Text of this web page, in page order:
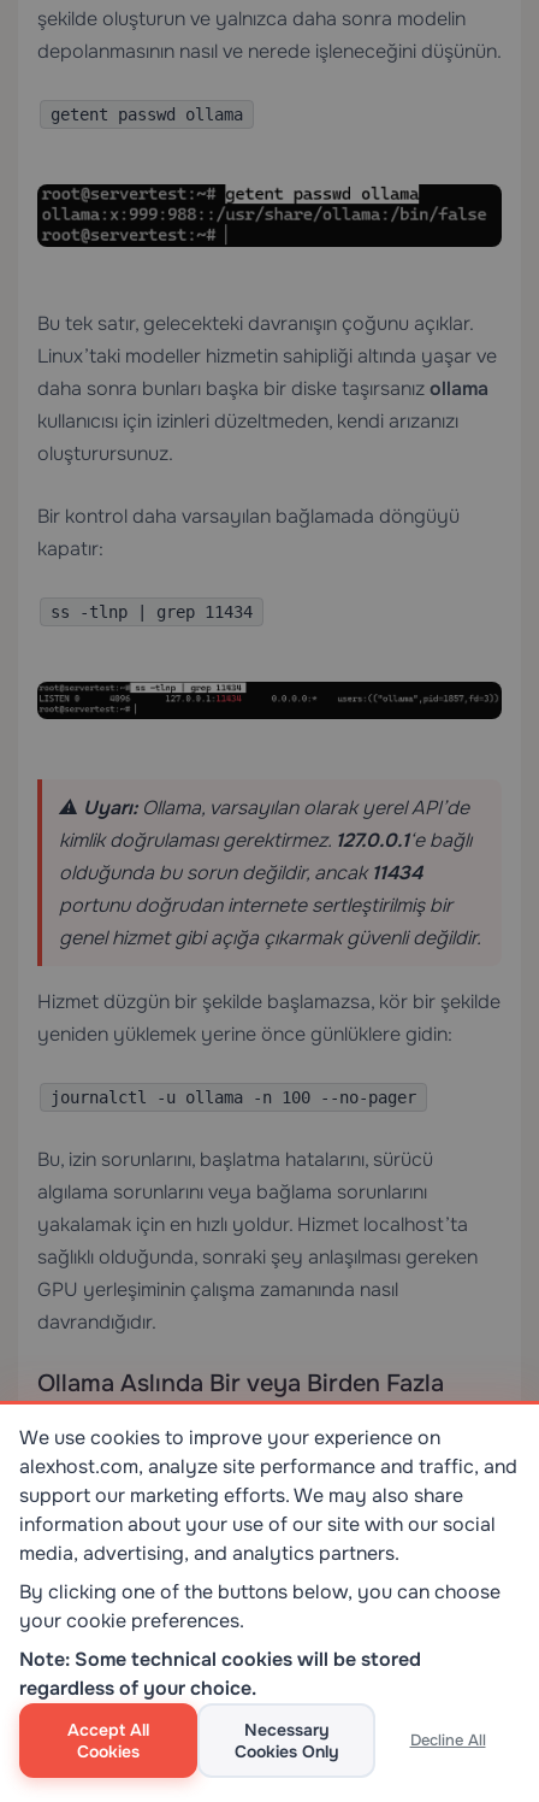
şekilde oluşturun ve yalnızca daha sonra modelin
depolanmasının nasıl ve nerede işleneceğini düşünün.
getent passwd ollama
Bu tek satır, gelecekteki davranışın çoğunu açıklar.
Linux’taki modeller hizmetin sahipliği altında yaşar ve
daha sonra bunları başka bir diske taşırsanızollama
kullanıcısı için izinleri düzeltmeden, kendi arızanızı
oluşturursunuz.
Bir kontrol daha varsayılan bağlamada döngüyü
kapatır:
ss -tlnp | grep 11434
⚠️ Uyarı:Ollama, varsayılan olarak yerel API’de
kimlik doğrulaması gerektirmez. 127.0.0.1‘e bağlı
olduğunda bu sorun değildir, ancak11434
portunu doğrudan internete sertleştirilmiş bir
genel hizmet gibi açığa çıkarmak güvenli değildir.
Hizmet düzgün bir şekilde başlamazsa, kör bir şekilde
yeniden yüklemek yerine önce günlüklere gidin:
journalctl -u ollama -n 100 --no-pager
Bu, izin sorunlarını, başlatma hatalarını, sürücü
algılama sorunlarını veya bağlama sorunlarını
yakalamak için en hızlı yoldur. Hizmet localhost’ta
sağlıklı olduğunda, sonraki şey anlaşılması gereken
GPU yerleşiminin çalışma zamanında nasıl
davrandığıdır.
Ollama Aslında Bir veya Birden Fazla
GPU’yu Nasıl Kullanır
Bu kılavuz için kullanılan sunucunun bir GPU’su
olmasına rağmen, çok GPU davranışını anlamak yine
de değerlidir çünkü birçok kullanıcı daha büyük
sunuculara sahip olabilir veya daha sonra
genişletebilir. Çoğu iki GPU karışıklığı yanlış bir
beklentiyle başlar: “İki kartım var, bu yüzden her ikisi
de her zaman açık olmalı.” Ollama böyle çalışmaz.
Pratik kural çok daha basittir: bir model bir GPU’ya
sığıyorsa, Ollama genellikle onu bir GPU’da tutacaktır.
Yalnızca model tek bir karta rahatça sığmadığında
birden fazla GPU’ya yayılır.
We use cookies to improve your experience on
alexhost.com, analyze site performance and traffic, and
support our marketing efforts. We may also share
information about your use of our site with our social
media, advertising, and analytics partners.
By clicking one of the buttons below, you can choose
your cookie preferences.
Note: Some technical cookies will be stored
regardless of your choice.
Accept All
Cookies
Necessary
Cookies Only
Decline All